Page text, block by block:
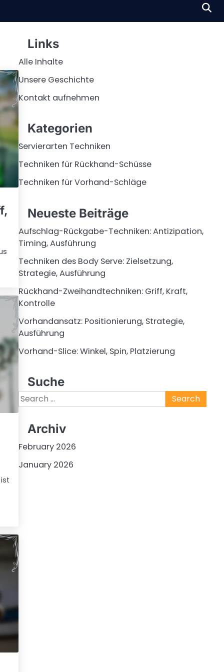
Links
Alle Inhalte
Unsere Geschichte
Kontakt aufnehmen
Kategorien
Servierarten Techniken
Techniken für Rückhand-Schüsse
Techniken für Vorhand-Schläge
Neueste Beiträge
Aufschlag-Rückgabe-Techniken: Antizipation,
Timing, Ausführung
Techniken des Body Serve: Zielsetzung,
Strategie, Ausführung
Rückhand-Zweihandtechniken: Griff, Kraft,
Kontrolle
Vorhandansatz: Positionierung, Strategie,
Ausführung
Vorhand-Slice: Winkel, Spin, Platzierung
Suche
Search
for:
Archiv
February 2026
January 2026